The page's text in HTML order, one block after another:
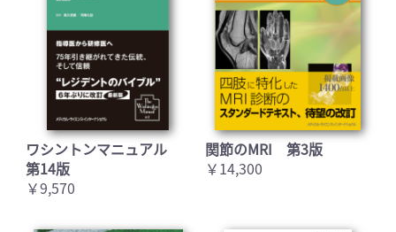
ワシントンマニュアル
第14版
￥9,570
関節のMRI 第3版
￥14,300